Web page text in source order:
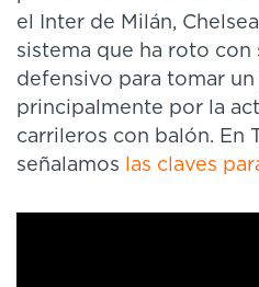
el Inter de Milán,
sistema que ha roto
defensivo para tomar
principalmente por la
carrileros con balón. En
señalamos
las claves